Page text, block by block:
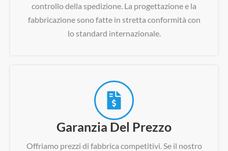
controllo della spedizione. La progettazione e la
fabbricazione sono fatte in stretta conformità con
lo standard internazionale.
Garanzia Del Prezzo
Offriamo prezzi di fabbrica competitivi. Se il nostro